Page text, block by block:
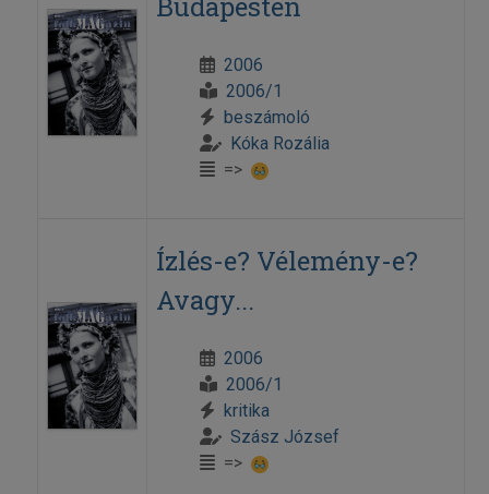
2006
2006/1
beszámoló
Kóka Rozália
=>
Ízlés-e? Vélemény-e?
Avagy...
2006
2006/1
kritika
Szász József
=>